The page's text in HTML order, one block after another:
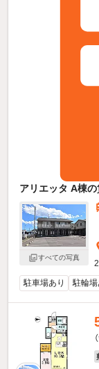
アリエッタ A棟
すべての写真
駐車場あり
駐輪場